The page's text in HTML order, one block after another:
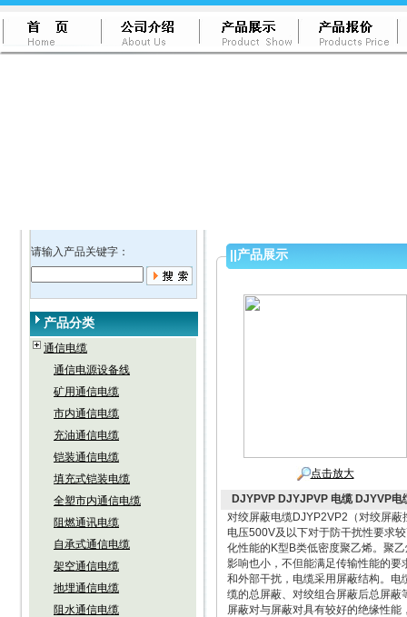
请输入产品关键字：
产品分类
通信电缆
通信电源设备线
矿用通信电缆
市内通信电缆
充油通信电缆
铠装通信电缆
填充式铠装电缆
全塑市内通信电缆
阻燃通讯电缆
自承式通信电缆
架空通信电缆
地埋通信电缆
阻水通信电缆
||产品展示
点击放大
DJYPVP DJYJPVP 电缆 DJYVP电
对绞屏蔽电缆DJYP2VP2（对绞屏
电压500V及以下对于防干扰性要求
化性能的K型B类低密度聚乙烯。聚
影响也小，不但能满足传输性能的
和外部干扰，电缆采用屏蔽结构。
缆的总屏蔽、对绞组合屏蔽后总屏
屏蔽对与屏蔽对具有较好的绝缘性